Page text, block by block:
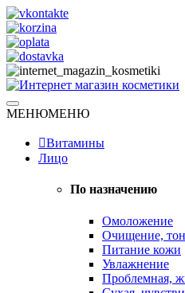
Skip
to
content
Интернет магазин
Натуральная косметика
МЕНЮМЕНЮ
Витамины
Лицо
По назначению
Омоложение
Очищение,
Питание кожи
Увлажнение
Проблемная,